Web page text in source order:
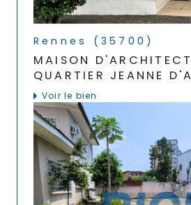
Rennes (35700)
MAISON
QUARTIER JEANNE
voir le bien